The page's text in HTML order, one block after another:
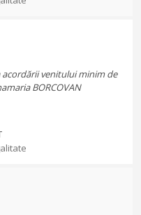
venitului minim de
BORCOVAN